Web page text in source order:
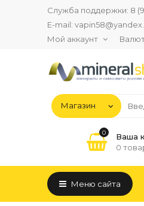
Служба поддержки: 8
E-mail:
Мой аккаунт
0
Ваша
0
Меню сайта